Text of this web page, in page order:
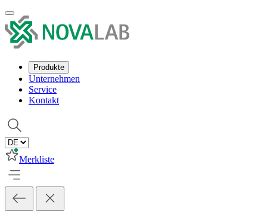
Produkte
Unternehmen
Service
Kontakt
Merkliste